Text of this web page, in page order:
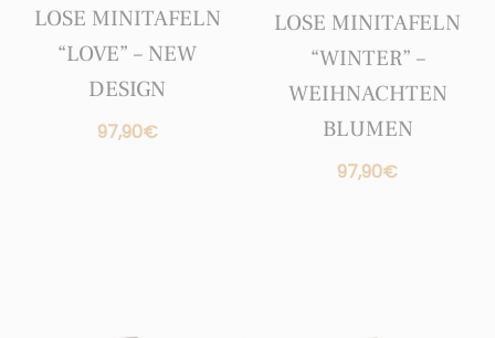
LOSE MINITAFELN
“LOVE” – NEW
DESIGN
97,90€
LOSE MINITAFELN
“WINTER” –
WEIHNACHTEN
BLUMEN
97,90€